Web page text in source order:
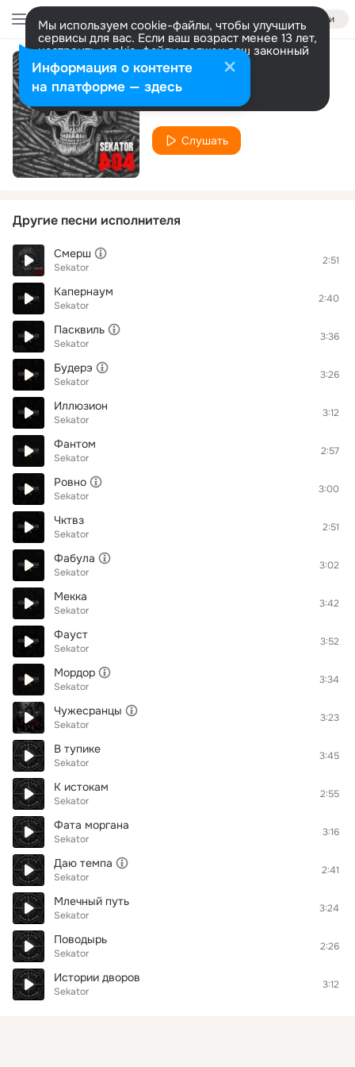
Войти
Мы используем cookie-файлы, чтобы улучшить
сервисы для вас. Если ваш возраст менее 13 лет,
настроить cookie-файлы должен ваш законный
представитель. Больше информации
Разрешить все Настроить
Руина
Sekator
Слушать
Другие песни исполнителя
Смерш
Sekator
2:51
Капернаум
Sekator
2:40
Пасквиль
Sekator
3:36
Будерэ
Sekator
3:26
Иллюзион
Sekator
3:12
Фантом
Sekator
2:57
Ровно
Sekator
3:00
Чктвз
Sekator
2:51
Фабула
Sekator
3:02
Мекка
Sekator
3:42
Фауст
Sekator
3:52
Мордор
Sekator
3:34
Чужесранцы
Sekator
3:23
В тупике
Sekator
3:45
К истокам
Sekator
2:55
Фата моргана
Sekator
3:16
Даю темпа
Sekator
2:41
Млечный путь
Sekator
3:24
Поводырь
Sekator
2:26
Истории дворов
Sekator
3:12
Информация о контенте
на платформе — здесь